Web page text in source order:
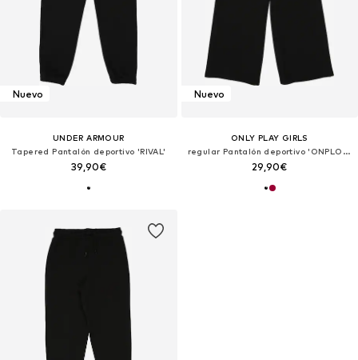
Nuevo
UNDER ARMOUR
Tapered Pantalón deportivo 'RIVAL'
39,90€
Nuevo
ONLY PLAY GIRLS
regular Pantalón deportivo 'ONPLOUNGES'
29,90€